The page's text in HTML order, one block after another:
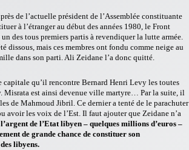
de l’actuelle président de l’Assemblée constituante
à l’étranger au début des années 1980, le Front
des tous premiers partis à revendiquer la lutte armée.
dissous, mais ces membres ont fondu comme neige au
dans son parti. Ali Zeidane l’a donc quitté.
capitale qu’il rencontre Bernard Henri Levy les toutes
Misrata est ainsi devenue ville martyre… Par la suite, il
de Mahmoud Jibril. Ce dernier a tenté de le parachuter
avoir les voix de l’Est. Il faut ajouter que Zeidane n’a
de l’Etat libyen – quelques millions d’euros –
de grande chance de constituer son
libyens.